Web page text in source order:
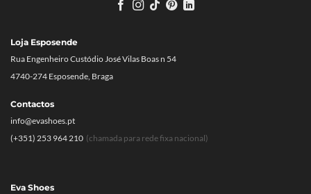
Eva Shoes
Loja Esposende
Rua Engenheiro Custódio José Vilas Boas n 54
4740-274 Esposende, Braga
Contactos
info@evashoes.pt
(+351) 253 964 210 (chamada para rede fixa nacional)